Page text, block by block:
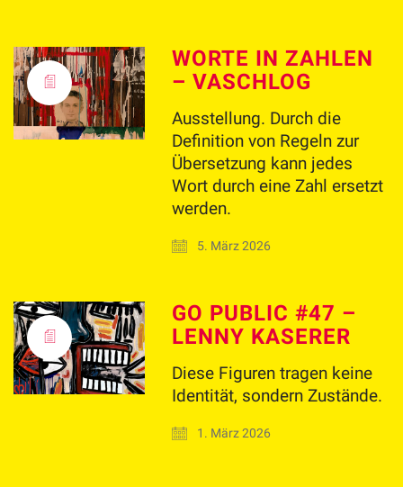
WORTE IN ZAHLEN
– VASCHLOG
Ausstellung. Durch die
Definition von Regeln zur
Übersetzung kann jedes
Wort durch eine Zahl ersetzt
werden.
5. März 2026
GO PUBLIC #47 –
LENNY KASERER
Diese Figuren tragen keine
Identität, sondern Zustände.
1. März 2026